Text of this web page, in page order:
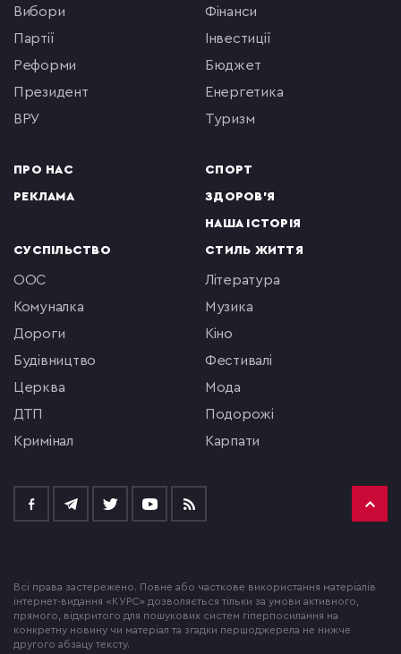
вибори
партії
реформи
президент
ВРУ
ПРО НАС
РЕКЛАМА
фінанси
інвестиції
бюджет
енергетика
туризм
СПОРТ
ЗДОРОВ'Я
НАША ІСТОРІЯ
СУСПІЛЬСТВО
ООС
комуналка
Дороги
будівництво
церква
ДТП
кримінал
СТИЛЬ ЖИТТЯ
література
музика
кіно
фестивалі
мода
подорожі
Карпати
Всі права застережено. Повне або часткове використання матеріалів
інтернет-видання «КУРС» дозволяється тільки за умови активного,
прямого, відкритого для пошукових систем гіперпосилання на
конкретну новину чи матеріал та згадки першоджерела не нижче
другого абзацу тексту.